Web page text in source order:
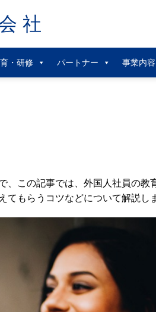
社
・研修 パートナー 事業内容
、この記事では、外国人社員の教
もらうコツなどについて解説し